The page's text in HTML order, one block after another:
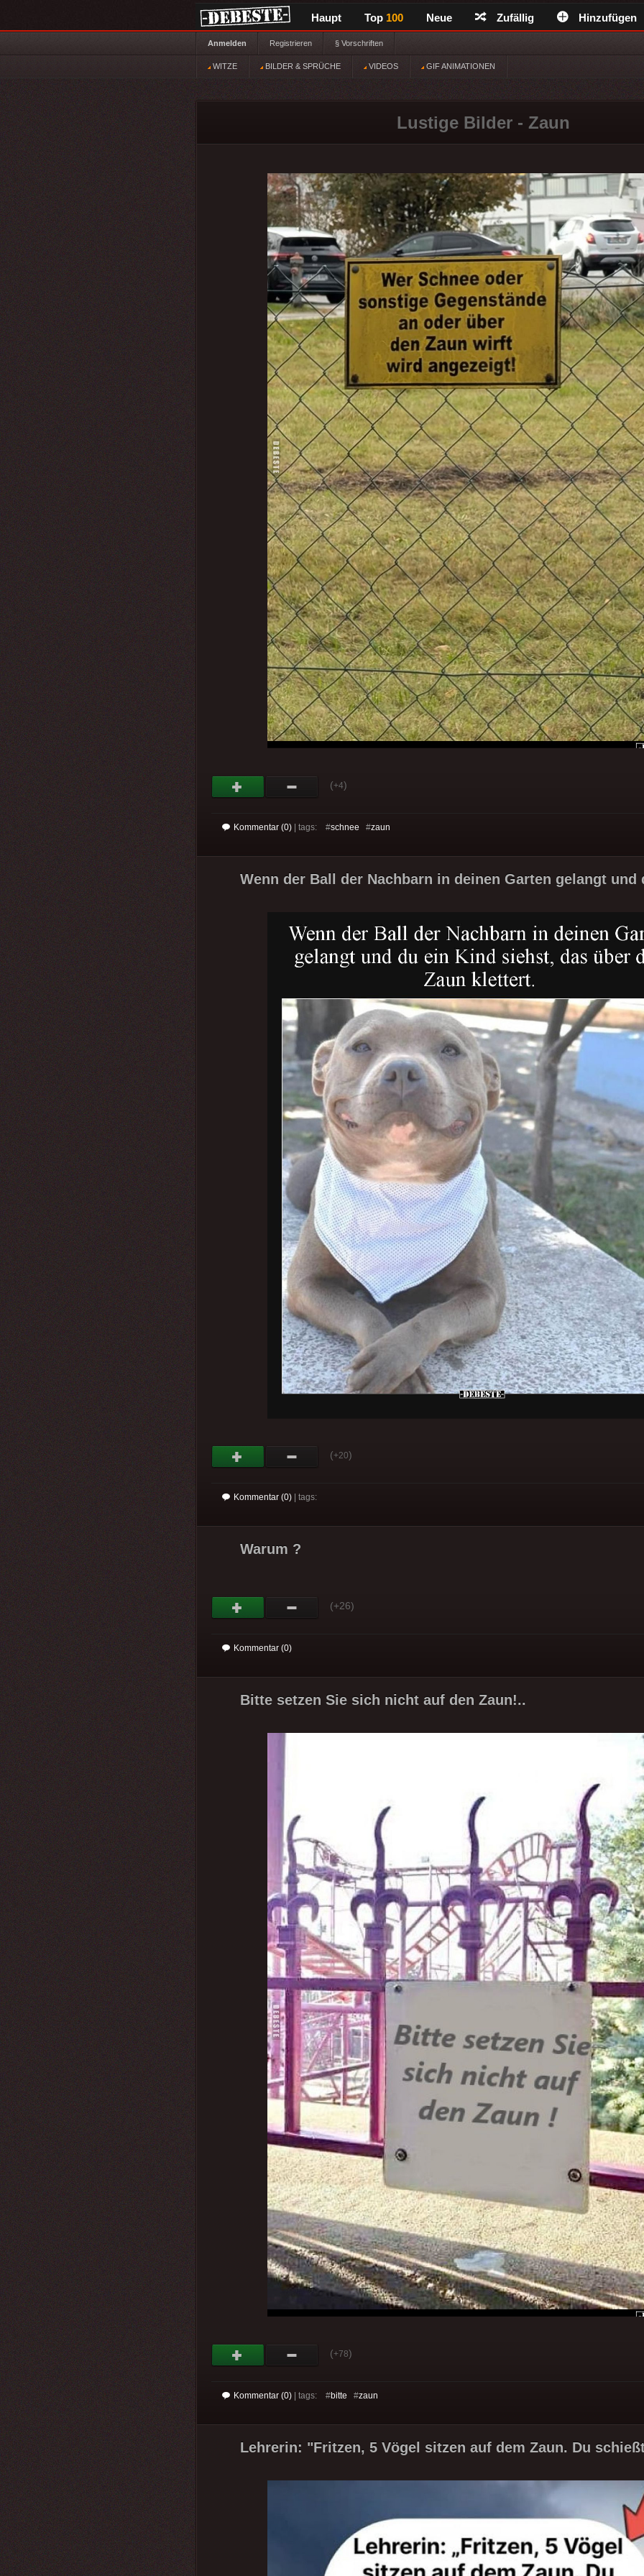
Haupt Top 100 Neue Zufällig Hinzufügen
Anmelden Registrieren § Vorschriften
WITZE BILDER & SPRÜCHE VIDEOS GIF ANIMATIONEN
Lustige Bilder - Zaun
(+4)
Kommentar (0) | tags: #schnee #zaun
Wenn der Ball der Nachbarn in deinen Garten gelangt und
(+20)
Kommentar (0) | tags:
Warum ?
(+26)
Kommentar (0)
Bitte setzen Sie sich nicht auf den Zaun!..
(+78)
Kommentar (0) | tags: #bitte #zaun
Lehrerin: "Fritzen, 5 Vögel sitzen auf dem Zaun. Du